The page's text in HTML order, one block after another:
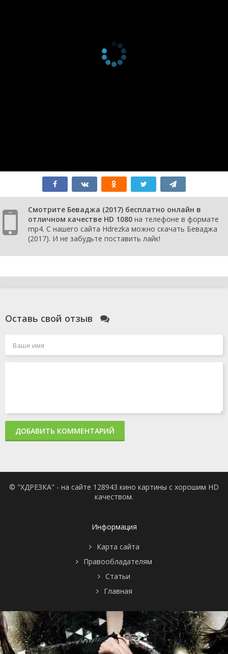
Смотрите Беваджа (2017) бесплатно онлайн в
отличном качестве HD 1080 на телефоне в формате
mp4. С нашего сайта Hdrezka можно скачать Беваджа
(2017). И не забудьте поставить лайк!
Оставь свой отзыв
ДОБАВИТЬ КОММЕНТАРИЙ
© "ХДРЕЗКА" - на сайте 128943 кино картины с хорошим HD
качеством.
Информация
Карта сайта
Правообладателям
Статьи
Главная